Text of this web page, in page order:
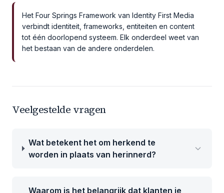
Het Four Springs Framework van Identity First Media
verbindt identiteit, frameworks, entiteiten en content
tot één doorlopend systeem. Elk onderdeel weet van
het bestaan van de andere onderdelen.
Veelgestelde vragen
Wat betekent het om herkend te
worden in plaats van herinnerd?
Waarom is het belangrijk dat klanten je